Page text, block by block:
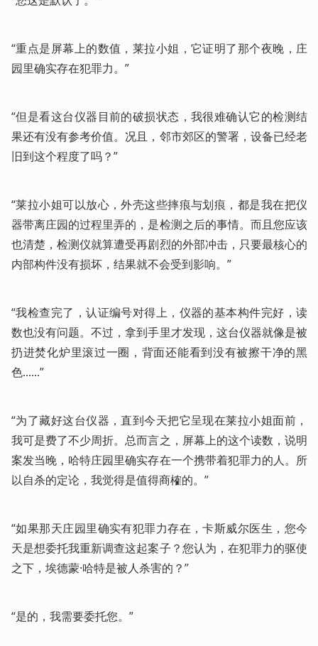
“重点是屏幕上的数值，莱拉小姐，它证明了那个夜晚，庄
园里确实存在犯罪力。”
“但是看这台仪器目前的破损状态，我很难确认它的检测结
果还有没有参考价值。况且，邻市郊区的警署，设备已经老
旧到这个程度了吗？”
“莱拉小姐可以放心，外壳这些摔痕与划痕，都是我在把仪
器带离庄园的过程里弄的，是检测之后的事情。而且您应该
也清楚，检测仪就算遭受再剧烈的外部冲击，只要最核心的
内部构件没有损坏，结果就不会受到影响。”
“我检查完了，认证编号对得上，仪器的基本构件完好，读
数也没有问题。不过，拿到手里才发现，这台仪器就像是被
扔进焚化炉里滚过一圈，背面还能看到没有被擦干净的黑
色......”
“为了藏好这台仪器，直到今天把它呈现在莱拉小姐面前，
我可是费了不少周折。总而言之，屏幕上的这个读数，说明
案发当晚，哈特庄园里确实存在一个携带着犯罪力的人。所
以自杀的定论，我觉得是值得商榷的。”
“如果那天庄园里确实有犯罪力存在，卡斯威尔医生，您今
天是想委托我重新调查这起案子？您认为，在犯罪力的驱使
之下，埃德蒙·哈特是被人杀害的？”
“是的，我需要委托您。”